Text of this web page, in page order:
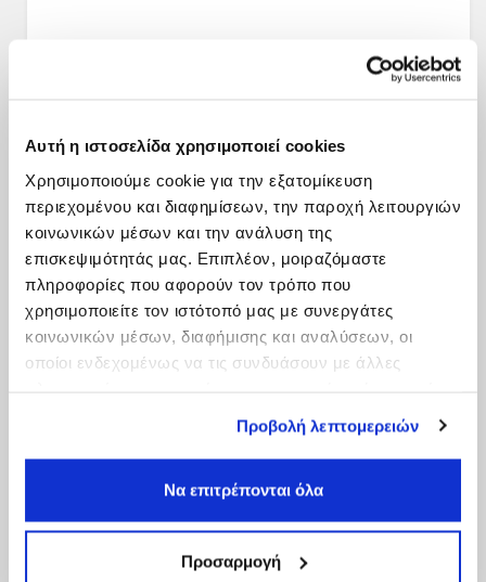
Αυτή η ιστοσελίδα χρησιμοποιεί cookies
Χρησιμοποιούμε cookie για την εξατομίκευση
περιεχομένου και διαφημίσεων, την παροχή λειτουργιών
κοινωνικών μέσων και την ανάλυση της
επισκεψιμότητάς μας. Επιπλέον, μοιραζόμαστε
πληροφορίες που αφορούν τον τρόπο που
χρησιμοποιείτε τον ιστότοπό μας με συνεργάτες
κοινωνικών μέσων, διαφήμισης και αναλύσεων, οι
οποίοι ενδεχομένως να τις συνδυάσουν με άλλες
Προβολή λεπτομερειών
Να επιτρέπονται όλα
Προσαρμογή